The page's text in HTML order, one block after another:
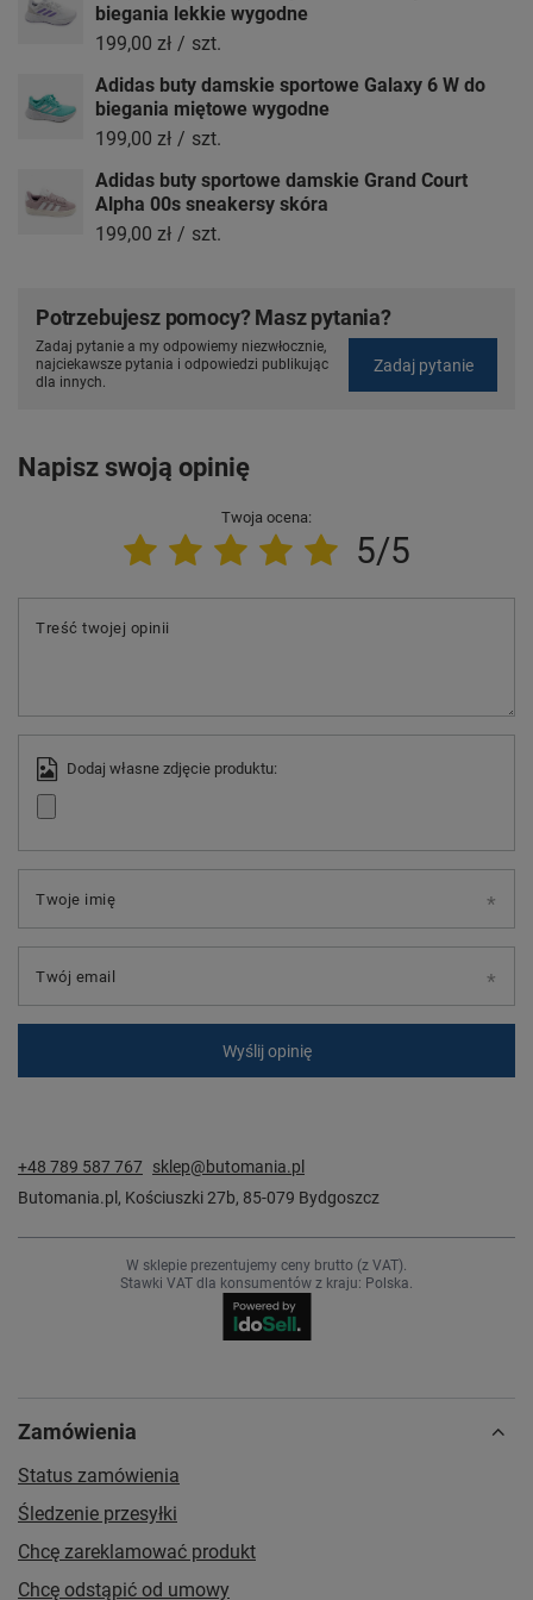
biegania lekkie wygodne
199,00 zł / szt.
Adidas buty damskie sportowe Galaxy 6 W do
biegania miętowe wygodne
199,00 zł / szt.
Adidas buty sportowe damskie Grand Court
Alpha 00s sneakersy skóra
199,00 zł / szt.
Potrzebujesz pomocy? Masz pytania?
Zadaj pytanie a my odpowiemy niezwłocznie,
najciekawsze pytania i odpowiedzi publikując
dla innych.
Zadaj pytanie
Napisz swoją opinię
Twoja ocena:
5/5
Treść twojej opinii
Dodaj własne zdjęcie produktu:
Twoje imię
Twój email
Wyślij opinię
+48 789 587 767 sklep@butomania.pl
Butomania.pl , Kościuszki 27b, 85-079 Bydgoszcz
W sklepie prezentujemy ceny brutto (z VAT).
Stawki VAT dla konsumentów z kraju: Polska.
Zamówienia
Status zamówienia
Śledzenie przesyłki
Chcę zareklamować produkt
Chcę odstąpić od umowy